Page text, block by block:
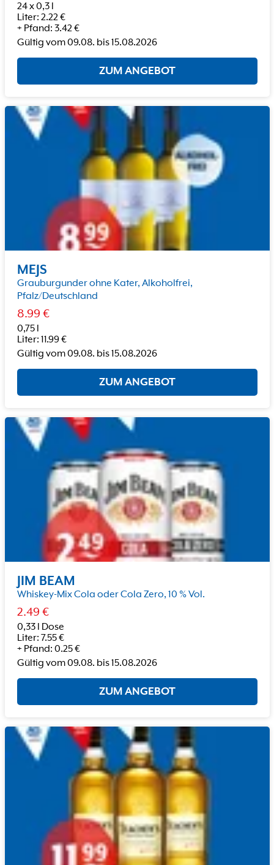
24 x 0,3 l
Liter: 2.22€
+ Pfand: 3.42€
Gültig vom09.08. bis15.08.2026
ZUM ANGEBOT
MEJS
Grauburgunder ohne Kater, Alkoholfrei,
Pfalz/Deutschland
8.99 €
0,75 l
Liter: 11.99€
Gültig vom09.08. bis15.08.2026
ZUM ANGEBOT
JIM BEAM
Whiskey-Mix Cola oder Cola Zero, 10 % Vol.
2.49 €
0,33 l Dose
Liter: 7.55€
+ Pfand: 0.25€
Gültig vom09.08. bis15.08.2026
ZUM ANGEBOT